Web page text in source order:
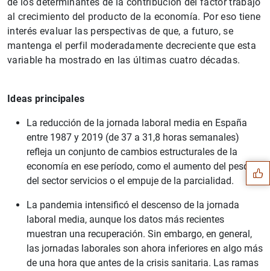
de los determinantes de la contribución del factor trabajo
al crecimiento del producto de la economía. Por eso tiene
interés evaluar las perspectivas de que, a futuro, se
mantenga el perfil moderadamente decreciente que esta
variable ha mostrado en las últimas cuatro décadas.
Ideas principales
La reducción de la jornada laboral media en España
entre 1987 y 2019 (de 37 a 31,8 horas semanales)
refleja un conjunto de cambios estructurales de la
economía en ese período, como el aumento del peso
del sector servicios o el empuje de la parcialidad.
La pandemia intensificó el descenso de la jornada
laboral media, aunque los datos más recientes
muestran una recuperación. Sin embargo, en general,
las jornadas laborales son ahora inferiores en algo más
de una hora que antes de la crisis sanitaria. Las ramas
Sugerencias